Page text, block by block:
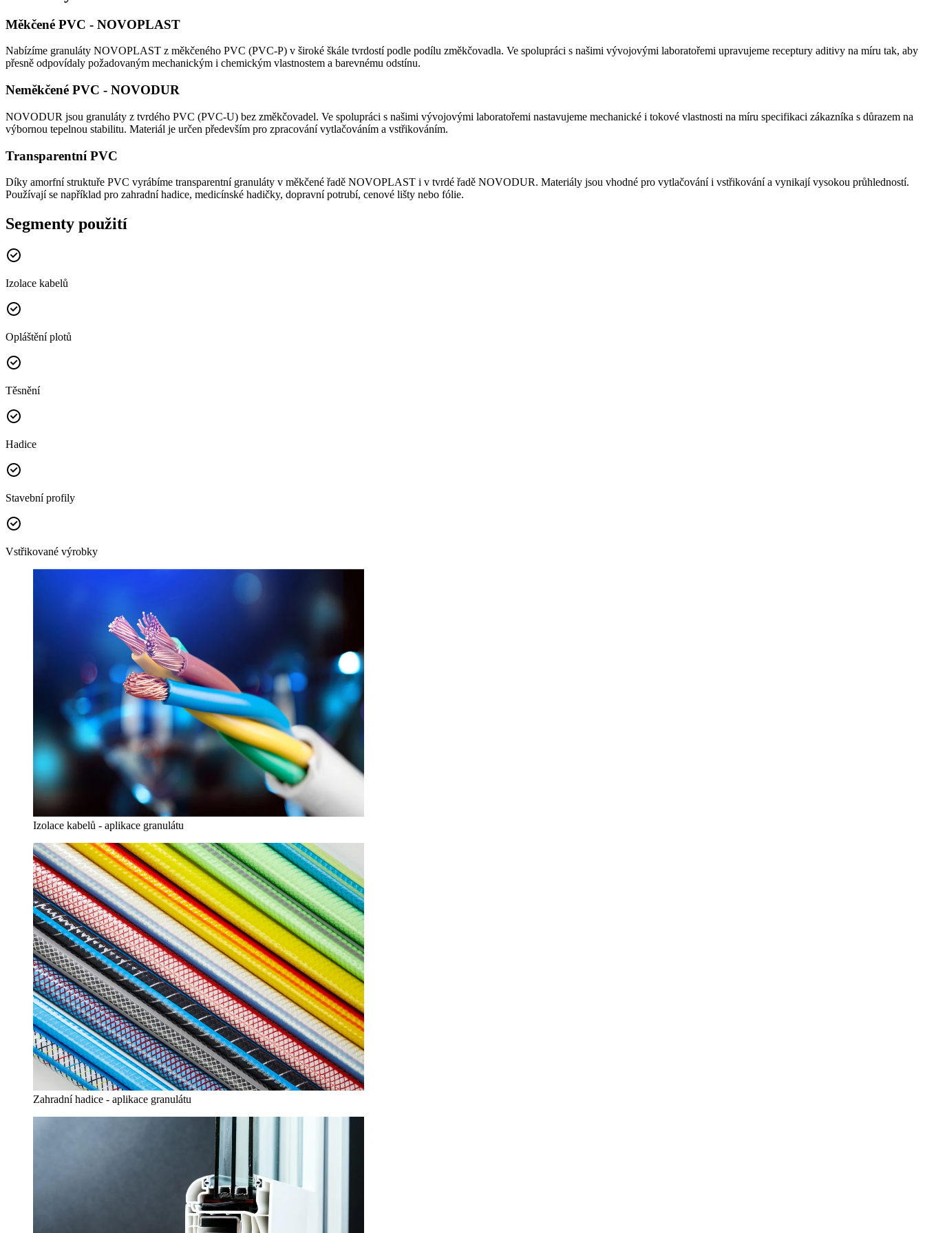
Měkčené PVC - NOVOPLAST
Nabízíme granuláty NOVOPLAST z měkčeného PVC (PVC-P) v široké škále tvrdostí podle podílu změkčovadla. Ve spolupráci s našimi vývojovými laboratořemi upravujeme receptury aditivy na míru tak, aby
přesně odpovídaly požadovaným mechanickým i chemickým vlastnostem a barevnému odstínu.
Neměkčené PVC - NOVODUR
NOVODUR jsou granuláty z tvrdého PVC (PVC-U) bez změkčovadel. Ve spolupráci s našimi vývojovými laboratořemi nastavujeme mechanické i tokové vlastnosti na míru specifikaci zákazníka s důrazem na
výbornou tepelnou stabilitu. Materiál je určen především pro zpracování vytlačováním a vstřikováním.
Transparentní PVC
Díky amorfní struktuře PVC vyrábíme transparentní granuláty v měkčené řadě NOVOPLAST i v tvrdé řadě NOVODUR. Materiály jsou vhodné pro vytlačování i vstřikování a vynikají vysokou průhledností.
Používají se například pro zahradní hadice, medicínské hadičky, dopravní potrubí, cenové lišty nebo fólie.
Segmenty použití
Izolace kabelů
Opláštění plotů
Těsnění
Hadice
Stavební profily
Vstřikované výrobky
Izolace kabelů - aplikace granulátu
Zahradní hadice - aplikace granulátu